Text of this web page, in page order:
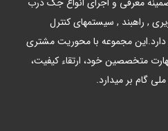
, راهبند , سیستمهای کنترل
دارد.این مجموعه با محوریت مشتری
متخصصین خود، ارتقاء کیفیت،
گام بر میدارد.